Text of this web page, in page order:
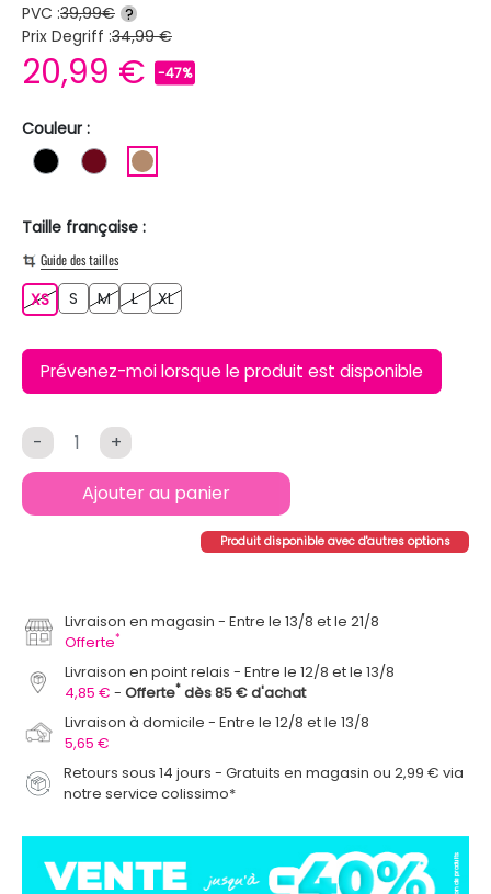
PVC :39,99€ ?
Prix Degriff :34,99 €
20,99 € -47%
Couleur :
NOIR BORDEAUX
Taille française :
Guide des tailles
XSXS S MM LL XLXL
Prévenez-moi lorsque le produit est disponible
- +
Ajouter au panier
Produit disponible avec d'autres options
Livraison en magasin
Entre le 13/8 et le 21/8
Offerte*
Livraison en point relais
Entre le 12/8 et le 13/8
4,85 €
Offerte* dès 85 € d'achat
Livraison à domicile
Entre le 12/8 et le 13/8
5,65 €
Retours sous 14 jours - Gratuits en magasin ou 2,99 € via
notre service colissimo*